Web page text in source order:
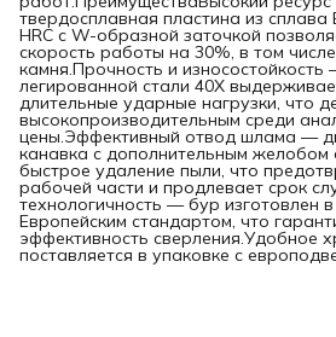
твердосплавная пластина из
HRC с W-образной заточкой
скорость работы на 30%, в том
камня.Прочность и
легированной стали 40Х
длительные ударные нагрузки, что
высокопроизводительным среди
цены.Эффективный отвод шлама —
канавка с дополнительным желобом
быстрое удаление пыли, что
рабочей части и продлевает срок
технологичность — бур изготовлен в
Европейским стандартом, что
эффективность сверления.Удобное
поставляется в упаковке с